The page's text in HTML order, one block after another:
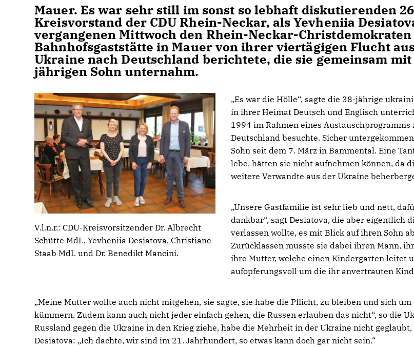
Mauer. Es war sehr still im sonst so lebhaft diskutierenden
Kreisvorstand der CDU Rhein-Neckar, als Yevheniia
vergangenen Mittwoch den Rhein-Neckar-
Bahnhofsgaststätte in Mauer von ihrer viertägigen Flucht
Ukraine nach Deutschland berichtete, die sie gemeinsam
jährigen Sohn unternahm.
V.l.n.r.: CDU-Kreisvorsitzender Dr. Albrecht
Schütte MdL, Yevheniia Desiatova, Christiane
Staab MdL und Dr. Benedikt Mancini.
Es war die Hölle“, sagte die 38-jährige
in ihrer Heimat Deutsch und Englisch
1994 im Rahmen eines Austauschprogramms
Deutschland besuchte. Sicher
Sohn seit dem 7. März in Bammental. Eine
lebe, hätten sie nicht aufnehmen können, da
weitere Verwandte aus der Ukraine
Unsere Gastfamilie ist sehr lieb und nett,
dankbar“, sagt Desiatova, die aber eigentlich
verlassen wollte, es mit Blick auf ihren Sohn
Zurücklassen musste sie dabei ihren Mann,
ihre Mutter, welche einen Kindergarten leitet
aufopferungsvoll um die ihr anvertrauten
Meine Mutter wollte auch nicht mitgehen, sie sagte, sie habe die Pflicht, zu bleiben und sich um
kümmern. Zudem kann auch nicht jeder einfach gehen, die Russen erlauben das nicht“, so die
Russland gegen die Ukraine in den Krieg ziehe, habe die Mehrheit in der Ukraine nicht
Desiatova: „Ich dachte, wir sind im 21. Jahrhundert, so etwas kann doch gar nicht sein.“